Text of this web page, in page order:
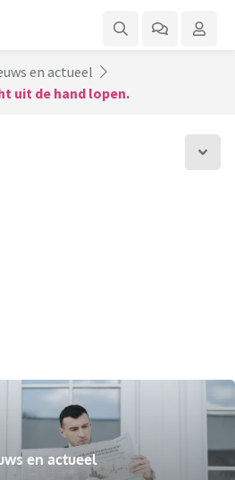
en actueel
uit de hand lopen.
en actueel